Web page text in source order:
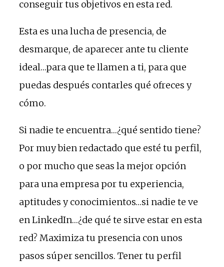
conseguir tus objetivos en esta red.
Esta es una lucha de presencia, de
desmarque, de aparecer ante tu cliente
ideal…para que te llamen a ti, para que
puedas después contarles qué ofreces y
cómo.
Si nadie te encuentra…¿qué sentido tiene?
Por muy bien redactado que esté tu perfil,
o por mucho que seas la mejor opción
para una empresa por tu experiencia,
aptitudes y conocimientos…si nadie te ve
en LinkedIn…¿de qué te sirve estar en esta
red? Maximiza tu presencia con unos
pasos súper sencillos. Tener tu perfil